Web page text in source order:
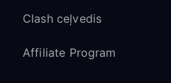
Clash ceļvedis
Affiliate Program